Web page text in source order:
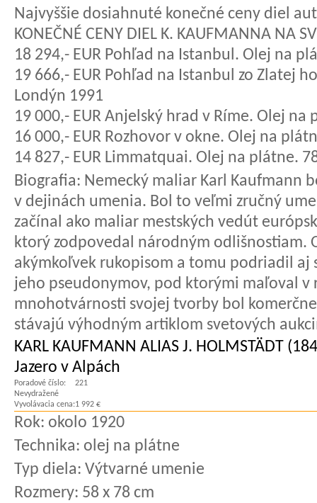
Najvyššie dosiahnuté konečné ceny diel
KONEČNÉ CENY DIEL K. KAUFMANNA NA
18 294,- EUR Pohľad na Istanbul. Olej na
19 666,- EUR Pohľad na Istanbul zo Zlatej
Londýn 1991
19 000,- EUR Anjelský hrad v Ríme. Olej na
16 000,- EUR Rozhovor v okne. Olej na
14 827,- EUR Limmatquai. Olej na plátne.
Biografia: Nemecký maliar Karl Kaufmann
v dejinách umenia. Bol to veľmi zručný
začínal ako maliar mestských vedút
ktorý zodpovedal národným odlišnostiam.
akýmkoľvek rukopisom a tomu podriadil aj
jeho pseudonymov, pod ktorými maľoval
mnohotvárnosti svojej tvorby bol
stávajú výhodným artiklom svetových
KARL KAUFMANN ALIAS J. HOLMSTÄDT
Jazero v Alpách
Poradové číslo:
221
Nevydražené
Vyvolávacia cena:1 992 €
Rok: okolo 1920
Technika: olej na plátne
Typ diela: Výtvarné umenie
Rozmery: 58 x 78 cm